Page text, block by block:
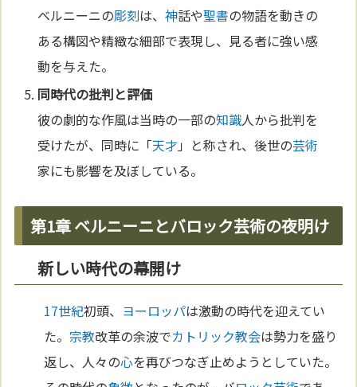
ベルニーニの彫刻は、神話や聖書の物語を動きの
ある構図や精緻な細部で表現し、見る者に強い感
動を与えた。
同時代の批判と評価
彼の劇的な作風は当時の一部の知識人から批判を
受けたが、同時に「天才 」と称され、後世の芸術
家にも影響を及ぼしている。
第1章 ベルニーニとバロック芸術の夜明け
新しい時代の幕開け
17世紀初頭、 ヨーロッパは激動の時代を迎えてい
た。 宗教改革の余波でカトリック教会は勢力を盛り
返し、人々の心を再びつなぎ止めようとしていた。